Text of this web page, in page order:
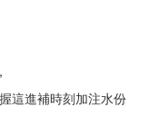
這進補時刻加注水份